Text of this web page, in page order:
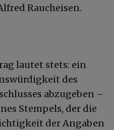
Raucheisen.
lautet stets: ein
des
abzugeben –
Stempels, der die
der Angaben